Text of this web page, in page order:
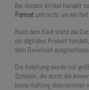
Bei diesem Artikel handelt
Format und nicht um ein
Nach dem Kauf steht die
ein digitales Produkt
dem Download
Die Anleitung wurde mit
Schäden, die durch die
keine Haftung übernommen